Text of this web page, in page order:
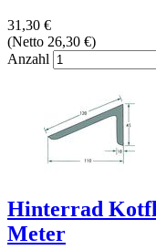
31,30 €
(Netto 26,30 €)
Anzahl
Hinterrad
Meter